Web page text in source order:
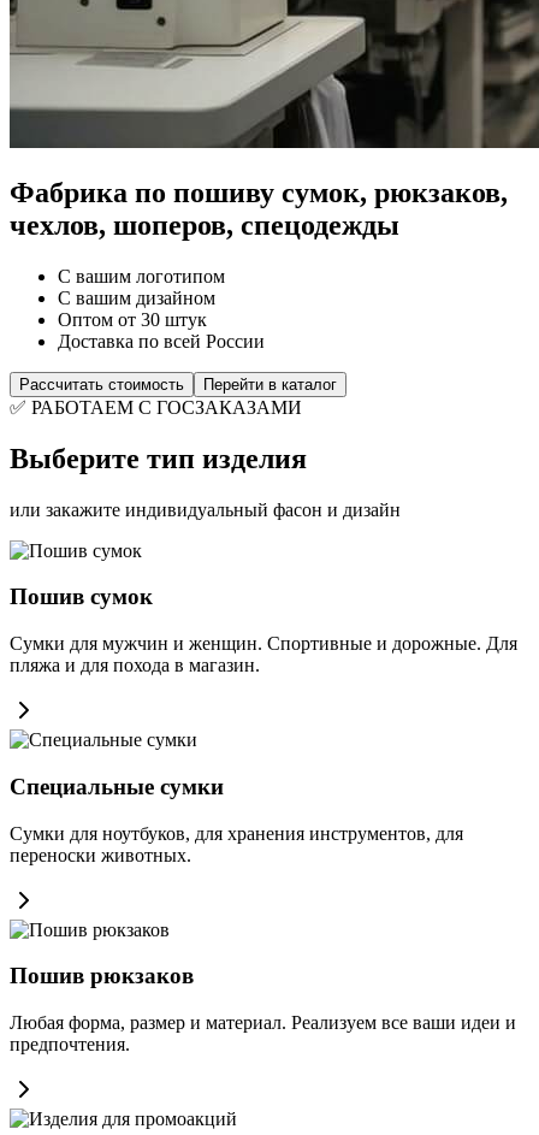
Фабрика по пошиву сумок, рюкзаков,
чехлов, шоперов, спецодежды
С вашим логотипом
С вашим дизайном
Оптом от 30 штук
Доставка по всей России
Рассчитать стоимость Перейти в каталог
✅ РАБОТАЕМ С ГОСЗАКАЗАМИ
Выберите тип изделия
или закажите индивидуальный фасон и дизайн
Пошив сумок
Сумки для мужчин и женщин. Спортивные и дорожные. Для
пляжа и для похода в магазин.
Специальные сумки
Сумки для ноутбуков, для хранения инструментов, для
переноски животных.
Пошив рюкзаков
Любая форма, размер и материал. Реализуем все ваши идеи и
предпочтения.